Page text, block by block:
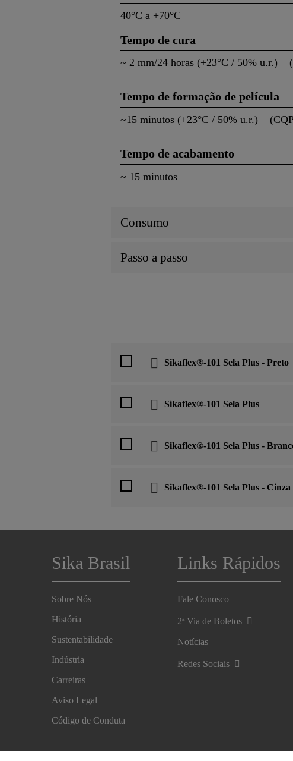
40°C a +70°C
Tempo de cura
~ 2 mm/24 horas (+23°C / 50% u.r.)
Tempo de formação de película
~15 minutos (+23°C / 50% u.r.)
Tempo de acabamento
~ 15 minutos
Consumo
Passo a passo
Sikaflex®-101 Sela Plus - Preto
Sikaflex®-101 Sela Plus
Sikaflex®-101 Sela Plus -
Sikaflex®-101 Sela Plus - Cinza
Sika Brasil
Sobre Nós
História
Sustentabilidade
Indústria
Carreiras
Aviso Legal
Código de Conduta
Links Rápidos
Fale Conosco
2ª Via de Boletos
Notícias
Redes Sociais